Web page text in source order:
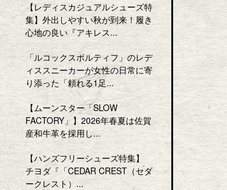
【レディスカジュアルシューズ特
集】外出しやすい秋が到来！履き
心地の良い『アキレス...
「ルコックスポルティフ」のレデ
ィススニーカーが女性の日常に寄
り添った「頼れる1足...
【ムーンスター「SLOW
FACTORY」】2026年春夏は佐賀
産和牛革を採用し...
【ハンズフリーシューズ特集】
チヨダ『「CEDAR CREST（セダ
ークレスト）...